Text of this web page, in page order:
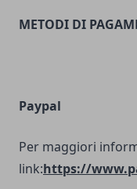
METODI DI
Paypal
Per maggiori
link:https://